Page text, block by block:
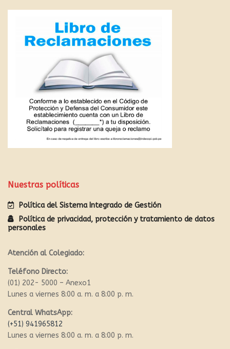
Nuestras políticas
Política del Sistema Integrado de Gestión
Política de privacidad, protección y tratamiento de datos
personales
Atención al Colegiado:
Teléfono Directo:
(01) 202- 5000 – Anexo1
Lunes a viernes 8:00 a. m. a 8:00 p. m.
Central WhatsApp:
(+51) 941965812
Lunes a viernes 8:00 a. m. a 8:00 p. m.